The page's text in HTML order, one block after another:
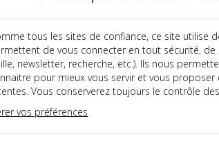
dernières dépêches
tous les sites de confiance, ce site utilise
de vous connecter en tout sécurité, de
newsletter, recherche, etc.). Ils nous
pour mieux vous servir et vous proposer
Vous conserverez toujours le contrôle
vos préférences